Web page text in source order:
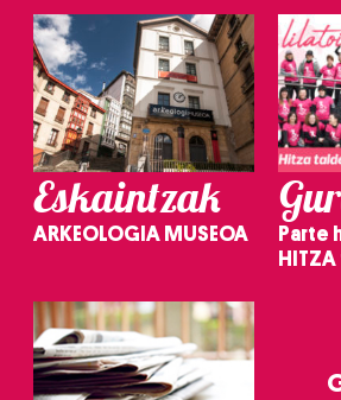
Eskaintzak
ARKEOLOGIA MUSEOA
Parte